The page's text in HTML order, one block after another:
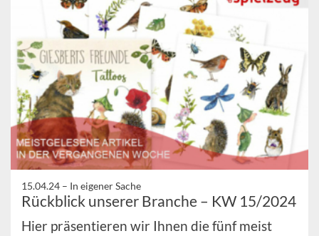
15.04.24 – In eigener Sache
Rückblick unserer Branche – KW 15/2024
Hier präsentieren wir Ihnen die fünf meist